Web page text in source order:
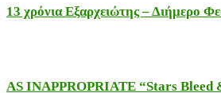
13 χρόνια Εξαρχειώτης – Διήμερο
AS INAPPROPRIATE “Stars Bleed